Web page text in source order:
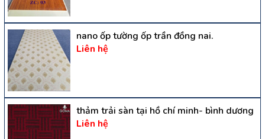
nano ốp tường ốp trần đồng nai.
Liên hệ
thảm trải sàn tại hồ chí minh- bình dương
Liên hệ